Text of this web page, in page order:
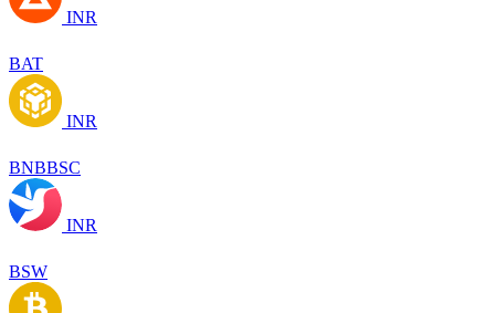
INR
BAT
INR
BNBBSC
INR
BSW